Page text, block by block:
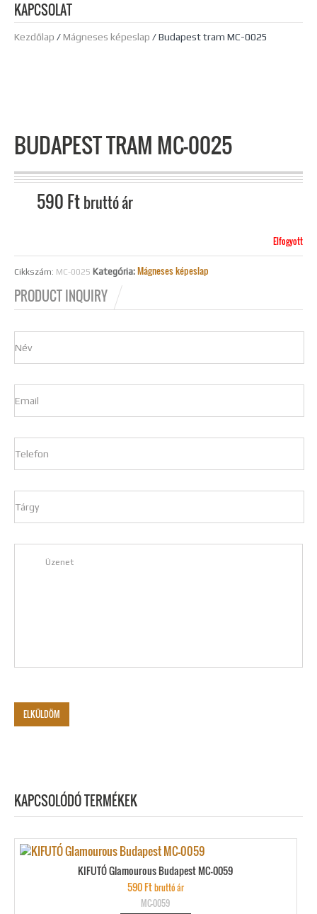
Kezdőlap /Mágneses képeslap / Budapest tram MC-0025
BUDAPEST TRAM MC-0025
590Ft bruttó ár
Elfogyott
Cikkszám: MC-0025 Kategória: Mágneses képeslap
PRODUCT INQUIRY
KAPCSOLÓDÓ TERMÉKEK
KIFUTÓ Glamourous Budapest MC-0059
590Ftbruttó ár
MC-0059
KAPCSOLAT